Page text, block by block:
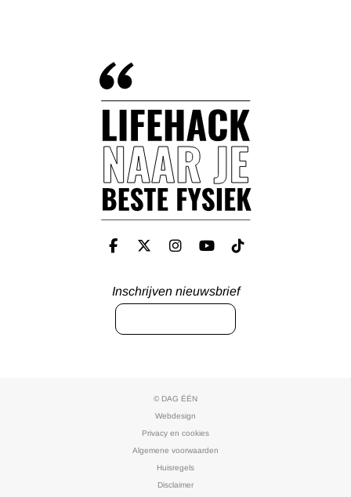
Inschrijven nieuwsbrief
© DAG ÉÉN
Webdesign
Privacy en cookies
Algemene voorwaarden
Huisregels
Disclaimer